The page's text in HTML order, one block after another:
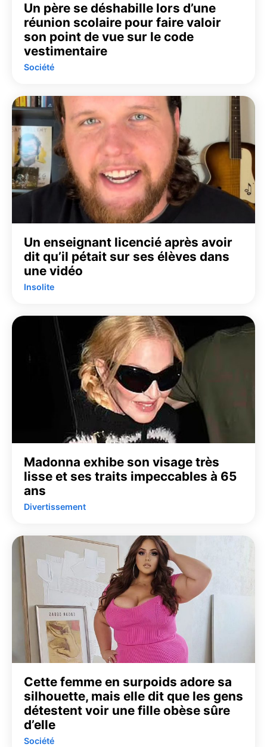
Un père se déshabille lors d’une
réunion scolaire pour faire valoir
son point de vue sur le code
vestimentaire
Société
Un enseignant licencié après avoir
dit qu’il pétait sur ses élèves dans
une vidéo
Insolite
Madonna exhibe son visage très
lisse et ses traits impeccables à 65
ans
Divertissement
Cette femme en surpoids adore sa
silhouette, mais elle dit que les gens
détestent voir une fille obèse sûre
d’elle
Société